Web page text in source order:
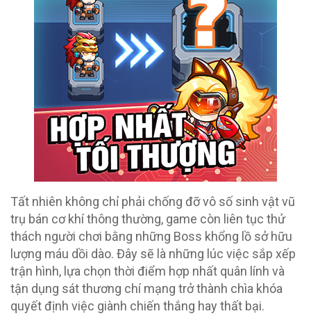
Tất nhiên không chỉ phải chống đỡ vô số sinh vật vũ
trụ bán cơ khí thông thường, game còn liên tục thử
thách người chơi bằng những Boss khổng lồ sở hữu
lượng máu dồi dào. Đây sẽ là những lúc việc sắp xếp
trận hình, lựa chọn thời điểm hợp nhất quân lính và
tận dụng sát thương chí mạng trở thành chìa khóa
quyết định việc giành chiến thắng hay thất bại.